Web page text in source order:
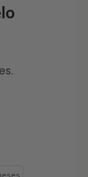
Multicolor